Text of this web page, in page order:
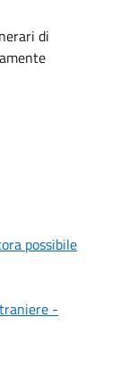
di
possibile
-